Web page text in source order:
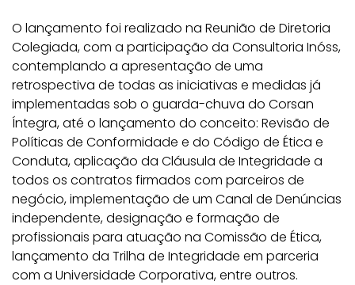
O lançamento foi realizado na Reunião de Diretoria
Colegiada, com a participação da Consultoria Inóss,
contemplando a apresentação de uma
retrospectiva de todas as iniciativas e medidas já
implementadas sob o guarda-chuva do Corsan
Íntegra, até o lançamento do conceito: Revisão de
Políticas de Conformidade e do Código de Ética e
Conduta, aplicação da Cláusula de Integridade a
todos os contratos firmados com parceiros de
negócio, implementação de um Canal de Denúncias
independente, designação e formação de
profissionais para atuação na Comissão de Ética,
lançamento da Trilha de Integridade em parceria
com a Universidade Corporativa, entre outros.